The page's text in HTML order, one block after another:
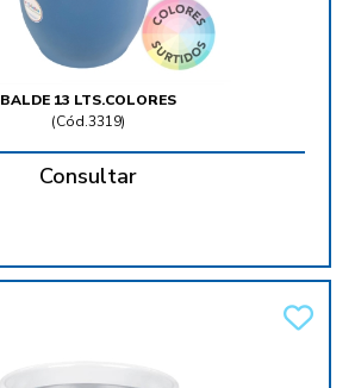
BALDE 13 LTS.COLORES
(Cód.3319)
Consultar